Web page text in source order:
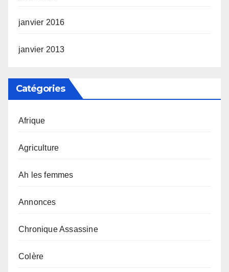
janvier 2016
janvier 2013
Catégories
Afrique
Agriculture
Ah les femmes
Annonces
Chronique Assassine
Colère